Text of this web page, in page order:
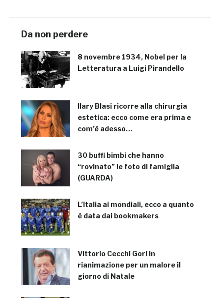
Da non perdere
8 novembre 1934, Nobel per la
Letteratura a Luigi Pirandello
Ilary Blasi ricorre alla chirurgia
estetica: ecco come era prima e
com’è adesso…
30 buffi bimbi che hanno
“rovinato” le foto di famiglia
(GUARDA)
L’Italia ai mondiali, ecco a quanto
è data dai bookmakers
Vittorio Cecchi Gori in
rianimazione per un malore il
giorno di Natale